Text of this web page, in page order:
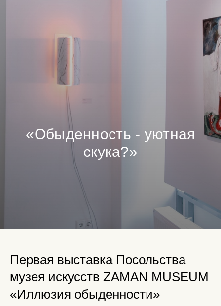
«Обыденность - уютная
скука?»
Первая выставка Посольства
музея искусств ZAMAN MUSEUM
«Иллюзия обыденности»